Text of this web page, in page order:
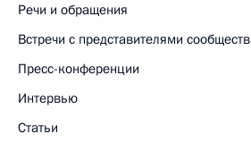
Речи и обращения
Встречи с представителями сообществ
Пресс-конференции
Интервью
Статьи